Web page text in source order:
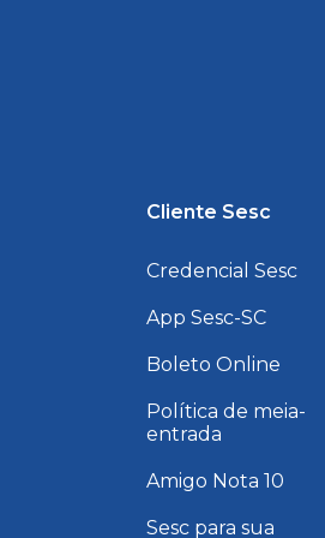
Cliente Sesc
Credencial Sesc
App Sesc-SC
Boleto Online
Política de meia-
entrada
Amigo Nota 10
Sesc para sua